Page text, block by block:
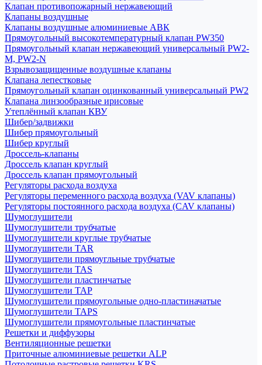
Клапан противопожарный нержавеющий
Клапаны воздушные
Клапаны воздушные алюминиевые АВК
Прямоугольный высокотемпературный клапан PW350
Прямоугольный клапан нержавеющий универсальный PW2-
M, PW2-N
Взрывозащищенные воздушные клапаны
Клапана лепестковые
Прямоугольный клапан оцинкованный универсальный PW2
Клапана линзообразные ирисовые
Утеплённый клапан КВУ
Шибер/задвижки
Шибер прямоугольный
Шибер круглый
Дроссель-клапаны
Дроссель клапан круглый
Дроссель клапан прямоугольный
Регуляторы расхода воздуха
Регуляторы переменного расхода воздуха (VAV клапаны)
Регуляторы постоянного расхода воздуха (CAV клапаны)
Шумоглушители
Шумоглушители трубчатые
Шумоглушители круглые трубчатые
Шумоглушители TAR
Шумоглушители прямоугльные трубчатые
Шумоглушители TAS
Шумоглушители пластинчатые
Шумоглушители TAP
Шумоглушители прямоугольные одно-пластиначатые
Шумоглушители TAPS
Шумоглушители прямоугольные пластинчатые
Решетки и диффузоры
Вентиляционные решетки
Приточные алюминиевые решетки ALP